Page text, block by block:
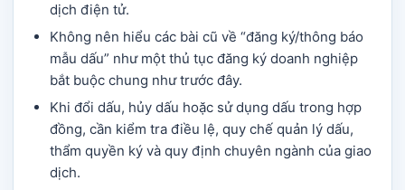
dịch điện tử.
Không nên hiểu các bài cũ về “đăng ký/thông báo
mẫu dấu” như một thủ tục đăng ký doanh nghiệp
bắt buộc chung như trước đây.
Khi đổi dấu, hủy dấu hoặc sử dụng dấu trong hợp
đồng, cần kiểm tra điều lệ, quy chế quản lý dấu,
thẩm quyền ký và quy định chuyên ngành của giao
dịch.